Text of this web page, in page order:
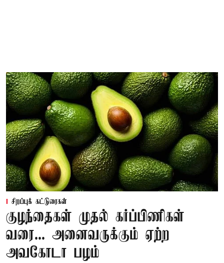
சிறப்புக் கட்டுரைகள்
குழந்தைகள் முதல் கர்ப்பிணிகள்
வரை... அனைவருக்கும் ஏற்ற
அவகோடா பழம்